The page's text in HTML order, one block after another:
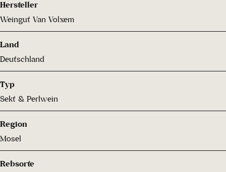
Hersteller
Weingut Van Volxem
Land
Deutschland
Typ
Sekt & Perlwein
Region
Mosel
Rebsorte